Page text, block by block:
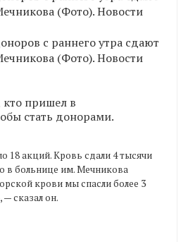
кто пришел в
стать донорами.
18 акций. Кровь сдали 4 тысячи
в больнице им. Мечникова
крови мы спасли более 3
— сказал он.